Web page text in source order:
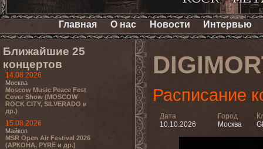
Главная О нас Новости Интервью
Ближайшие 25
концертов
14.08.2026
Москва
Moscow Music Peace Fest
Cover Show (MOSCOW
ROCK CITY, SILVERADO и
др.)
15.08.2026
Майкоп
MSR Open Air Festival 2026
(АРКОНА, PYRE и др.)
Расписание
Дата
10.10.2026
Город
Москва